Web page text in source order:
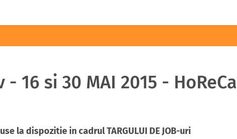
16 si 30 MAI 2015 - HoReCa
la dispozitie in cadrul TARGULUI DE JOB-uri